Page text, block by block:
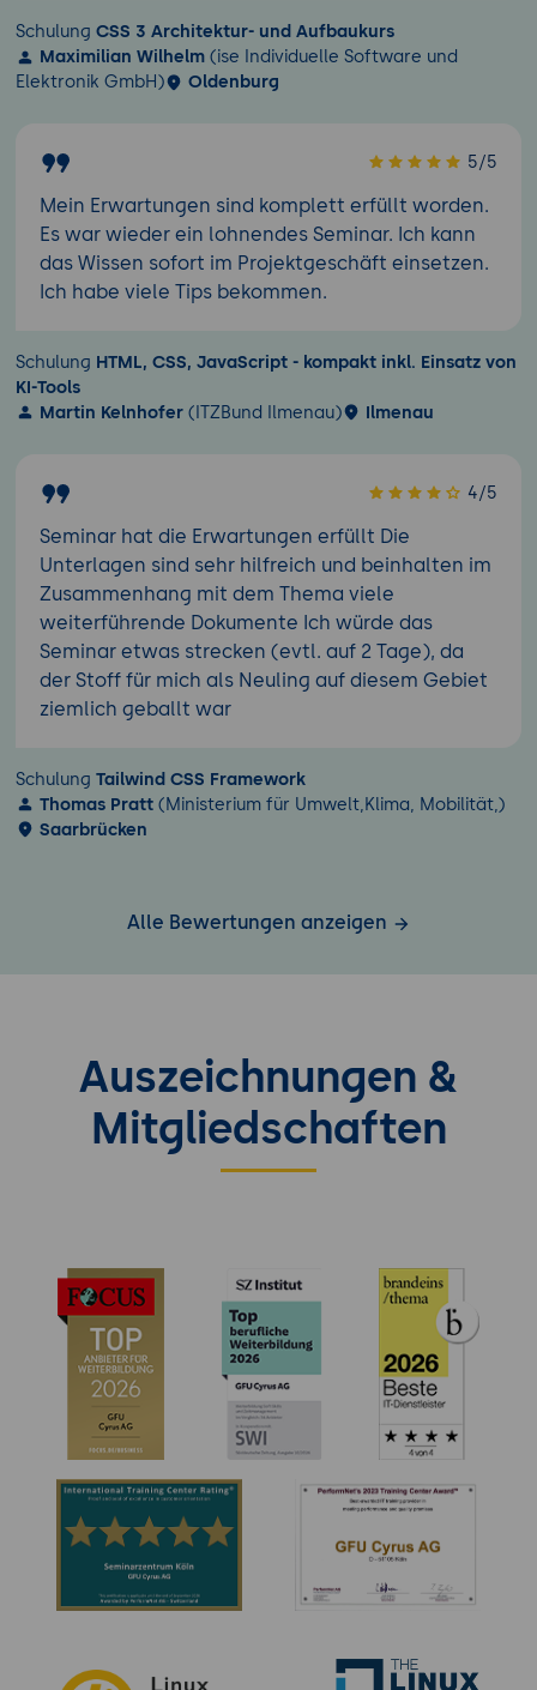
Schulung CSS 3 Architektur- und Aufbaukurs
Maximilian Wilhelm (ise Individuelle Software und
Elektronik GmbH)
Oldenburg
5/5
Mein Erwartungen sind komplett erfüllt worden.
Es war wieder ein lohnendes Seminar. Ich kann
das Wissen sofort im Projektgeschäft einsetzen.
Ich habe viele Tips bekommen.
Schulung HTML, CSS, JavaScript - kompakt inkl. Einsatz von
KI-Tools
Martin Kelnhofer (ITZBund Ilmenau) Ilmenau
4/5
Seminar hat die Erwartungen erfüllt Die
Unterlagen sind sehr hilfreich und beinhalten im
Zusammenhang mit dem Thema viele
weiterführende Dokumente Ich würde das
Seminar etwas strecken (evtl. auf 2 Tage), da
der Stoff für mich als Neuling auf diesem Gebiet
ziemlich geballt war
Schulung Tailwind CSS Framework
Thomas Pratt (Ministerium für Umwelt,Klima, Mobilität,)
Saarbrücken
Alle Bewertungen anzeigen
Auszeichnungen &
Mitgliedschaften